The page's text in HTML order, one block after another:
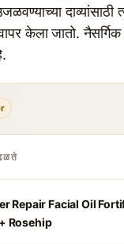
दाव्यांसाठी
केला जातो.
Repair Facial Oil
Rosehip